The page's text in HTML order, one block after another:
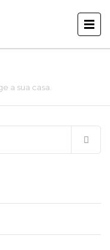
a sua casa.